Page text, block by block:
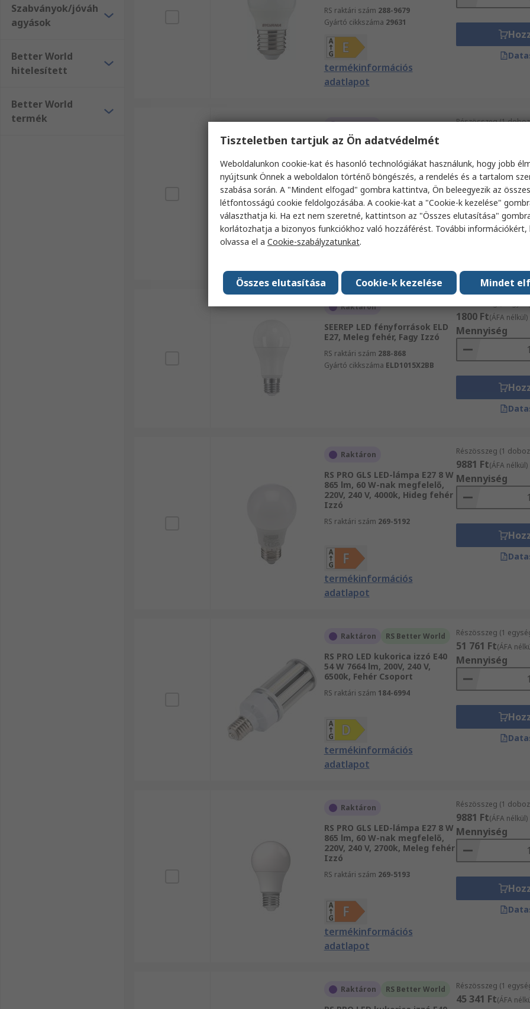
Szabványok/jóváh
agyások
Better World
hitelesített
Better World
termék
RS raktári szám 288-9679
Gyártó cikkszáma 29631
termékinformációs
adatlapot
Raktáron
RS PRO GLS LED-lámpa E27 13
megfelelő, 220V, 240 V, 4000k,
Hideg fehér Izzó
RS raktári szám269-5196
termékinformációs
Részösszeg (1
Raktáron
SEEREP LED fényforrások ELD
E27, Meleg fehér, Fagy Izzó
RS raktári szám 288-868
Gyártó cikkszáma ELD1015X2BB
1800 Ft(ÁFA nélkül)
Mennyiség
Raktáron
RS PRO GLS LED-lámpa E27 8 W
865 lm, 60 W-nak megfelelő,
220V, 240 V, 4000k, Hideg fehér
Izzó
RS raktári szám 269-5192
termékinformációs
adatlapot
Részösszeg (1
9881 Ft(ÁFA nélkül)
Mennyiség
Raktáron RS Better World
RS PRO LED kukorica izzó E40
54 W 7664 lm, 200V, 240 V,
6500k, Fehér Csoport
RS raktári szám 184-6994
termékinformációs
adatlapot
Részösszeg (1
51 761 Ft(ÁFA
Mennyiség
Raktáron
RS PRO GLS LED-lámpa E27 8 W
865 lm, 60 W-nak megfelelő,
220V, 240 V, 2700k, Meleg fehér
Izzó
RS raktári szám 269-5193
termékinformációs
adatlapot
Részösszeg (1
9881 Ft(ÁFA nélkül)
Mennyiség
Raktáron RS Better World Részösszeg (1
45 341 Ft(ÁFA
Tiszteletben tartjuk az Ön adatvédelmét
Weboldalunkon cookie-kat és hasonló technológiákat használunk, hogy jobb
nyújtsunk Önnek a weboldalon történő böngészés, a rendelés és a tartalom
szabása során. A "Mindent elfogad" gombra kattintva, Ön beleegyezik az összes
létfontosságú cookie feldolgozásába. A cookie-kat a "Cookie-k kezelése"
választhatja ki. Ha ezt nem szeretné, kattintson az "Összes elutasítása"
korlátozhatja a bizonyos funkciókhoz való hozzáférést. További információkért,
olvassa el a Cookie-szabályzatunkat.
Mindet
Cookie-k kezelése
Összes elutasítása